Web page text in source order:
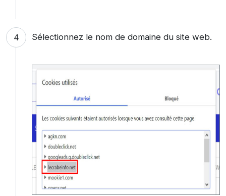
Sélectionnez le nom de domaine du site web.